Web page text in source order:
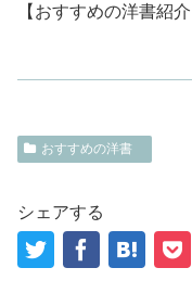
【おすすめの洋書紹
おすすめの洋書
シェアする